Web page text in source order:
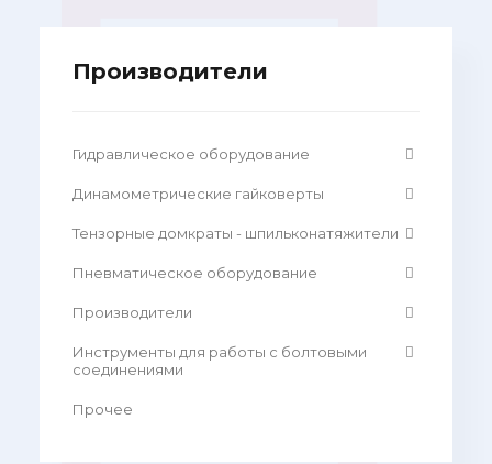
Производители
Гидравлическое оборудование
Динамометрические гайковерты
Тензорные домкраты - шпильконатяжители
Пневматическое оборудование
Производители
Инструменты для работы с болтовыми
соединениями
Прочее